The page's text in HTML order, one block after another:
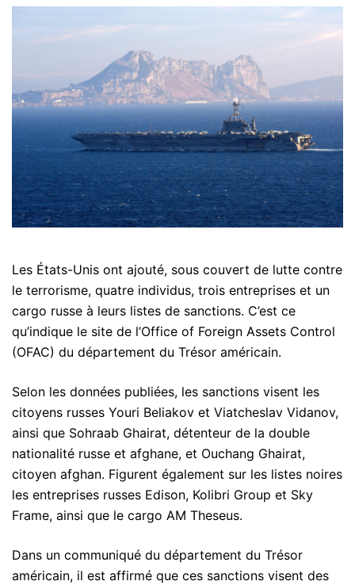
Les États-Unis ont ajouté, sous couvert de lutte contre
le terrorisme, quatre individus, trois entreprises et un
cargo russe à leurs listes de sanctions. C’est ce
qu’indique le site de l’Office of Foreign Assets Control
(OFAC) du département du Trésor américain.
Selon les données publiées, les sanctions visent les
citoyens russes Youri Beliakov et Viatcheslav Vidanov,
ainsi que Sohraab Ghairat, détenteur de la double
nationalité russe et afghane, et Ouchang Ghairat,
citoyen afghan. Figurent également sur les listes noires
les entreprises russes Edison, Kolibri Group et Sky
Frame, ainsi que le cargo AM Theseus.
Dans un communiqué du département du Trésor
américain, il est affirmé que ces sanctions visent des